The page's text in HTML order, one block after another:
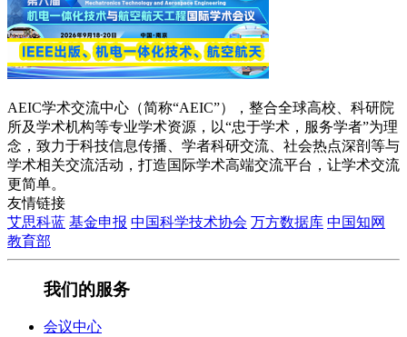
AEIC学术交流中心（简称“AEIC”），整合全球高校、科研院
所及学术机构等专业学术资源，以“忠于学术，服务学者”为理
念，致力于科技信息传播、学者科研交流、社会热点深剖等与
学术相关交流活动，打造国际学术高端交流平台，让学术交流
更简单。
友情链接
艾思科蓝 基金申报 中国科学技术协会 万方数据库 中国知网
教育部
我们的服务
会议中心